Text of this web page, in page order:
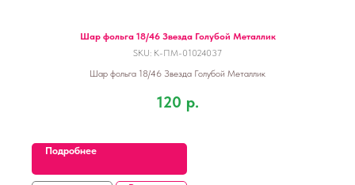
Шар фольга 18/46 Звезда Голубой Металлик
SKU: К-ПМ-01024037
Шар фольга 18/46 Звезда Голубой Металлик
120 р.
Подробнее